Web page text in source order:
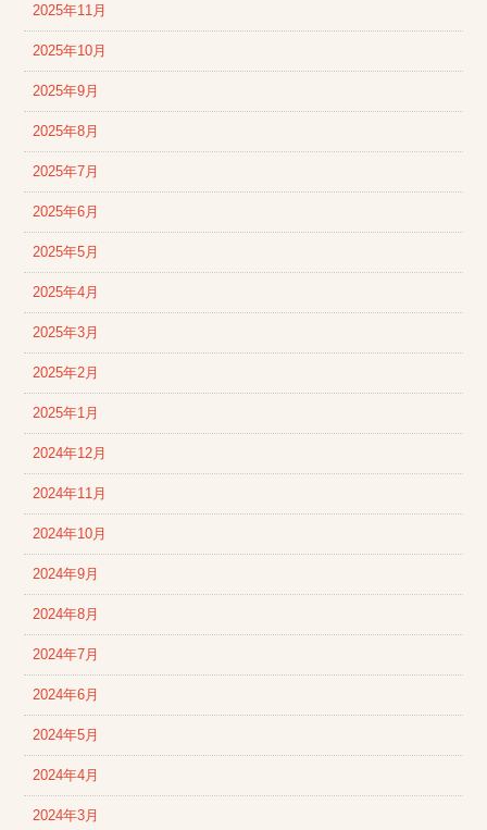
2025年11月
2025年10月
2025年9月
2025年8月
2025年7月
2025年6月
2025年5月
2025年4月
2025年3月
2025年2月
2025年1月
2024年12月
2024年11月
2024年10月
2024年9月
2024年8月
2024年7月
2024年6月
2024年5月
2024年4月
2024年3月